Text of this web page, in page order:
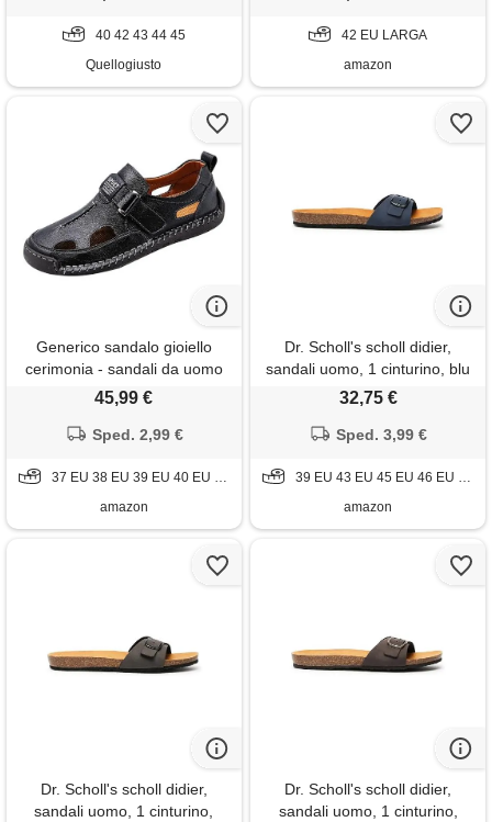
40 42 43 44 45
Quellogiusto
foglia, 42 eu larga
42 EU LARGA
amazon
Generico sandalo gioiello
cerimonia - sandali da uomo
estivi chiusi in punta, scarpe
suola morbida antiscivolo, fori
passeggio e lavoro
45,99 €
Sped. 2,99 €
37 EU 38 EU 39 EU 40 EU 41 EU 42 EU 43 EU 44 EU 45 EU 46 EU 47 EU
amazon
Dr. Scholl's scholl didier,
sandali uomo, 1 cinturino, blu
scuro, 39 eu
32,75 €
Sped. 3,99 €
39 EU 43 EU 45 EU 46 EU 47 EU
amazon
Dr. Scholl's scholl didier,
sandali uomo, 1 cinturino,
Dr. Scholl's scholl didier,
sandali uomo, 1 cinturino,